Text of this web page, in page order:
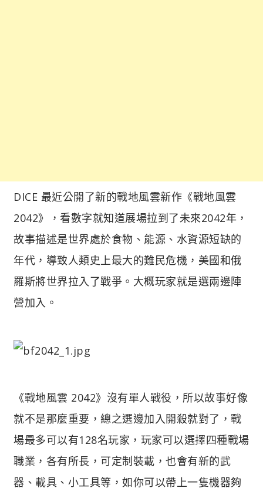
DICE 最近公開了新的戰地風雲新作《戰地風雲
2042》，看數字就知道展場拉到了未來2042年，
故事描述是世界處於食物、能源、水資源短缺的
年代，導致人類史上最大的難民危機，美國和俄
羅斯將世界拉入了戰爭。大概玩家就是選兩邊陣
營加入。
《戰地風雲 2042》沒有單人戰役，所以故事好像
就不是那麼重要，總之選邊加入開殺就對了，戰
場最多可以有128名玩家，玩家可以選擇四種戰場
職業，各有所長，可定制裝載，也會有新的武
器、載具、小工具等，如你可以帶上一隻機器夠